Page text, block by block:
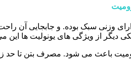
وزنی سبک بوده. و جابجایی آن
دیگر از ویژگی های یونولیت ها این
باعث می شود. مصرف بتن تا حد